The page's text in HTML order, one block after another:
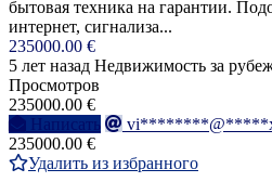
бытовая техника на гарантии.
интернет, сигнализа...
235000.00 €
5 лет назад Недвижимость за
Просмотров
235000.00 €
Написать
235000.00 €
Удалить из избранного